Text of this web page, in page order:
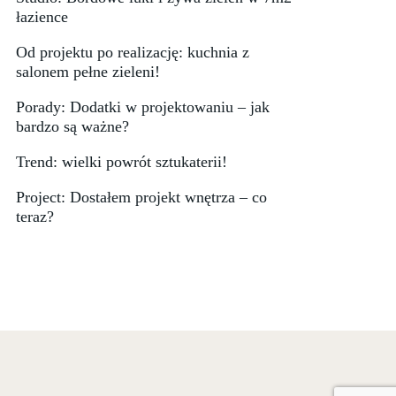
łazience
Od projektu po realizację: kuchnia z
salonem pełne zieleni!
Porady: Dodatki w projektowaniu – jak
bardzo są ważne?
Trend: wielki powrót sztukaterii!
Project: Dostałem projekt wnętrza – co
teraz?